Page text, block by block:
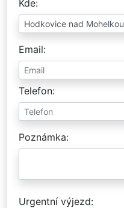
Kde
Email
Telefon
Poznámka
Urgentní výjezd